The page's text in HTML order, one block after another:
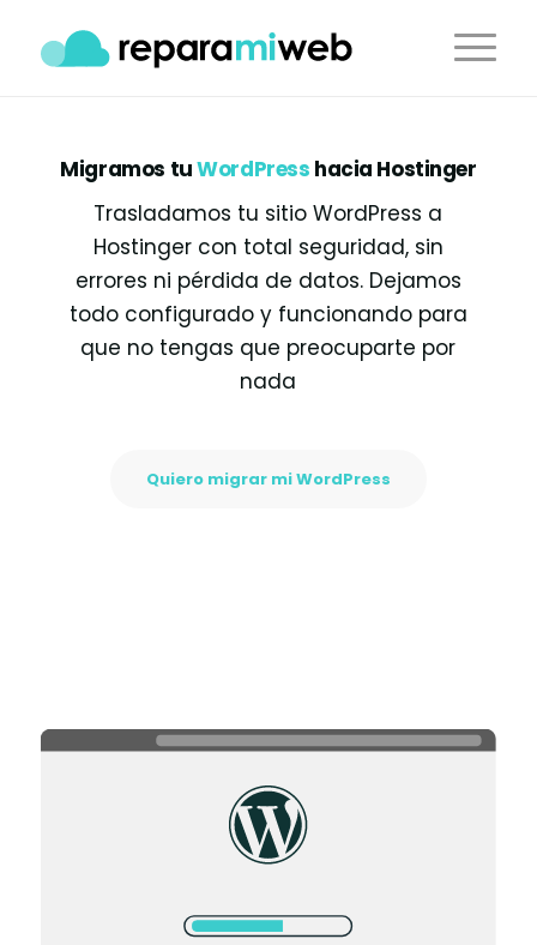
Migramos tuWordPress hacia Hostinger
Trasladamos tu sitio WordPress a
Hostinger con total seguridad, sin
errores ni pérdida de datos. Dejamos
todo configurado y funcionando para
que no tengas que preocuparte por
nada
Quiero migrar mi WordPress